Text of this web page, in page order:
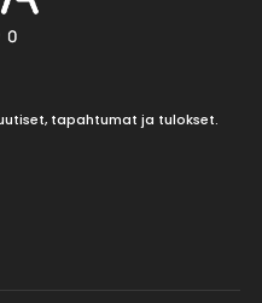
tapahtumat ja tulokset.